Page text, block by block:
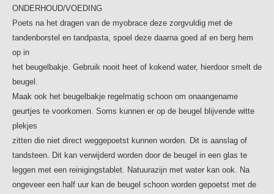
smaak.
ONDERHOUD/VOEDING
Poets na het dragen van de myobrace deze zorgvuldig met de
tandenborstel en tandpasta, spoel deze daarna goed af en berg hem
op in
het beugelbakje. Gebruik nooit heet of kokend water, hierdoor smelt de
beugel.
Maak ook het beugelbakje regelmatig schoon om onaangename
geurtjes te voorkomen. Soms kunnen er op de beugel blijvende witte
plekjes
zitten die niet direct weggepoetst kunnen worden. Dit is aanslag of
tandsteen. Dit kan verwijderd worden door de beugel in een glas te
leggen met een reinigingstablet. Natuurazijn met water kan ook. Na
ongeveer een half uur kan de beugel schoon worden gepoetst met de